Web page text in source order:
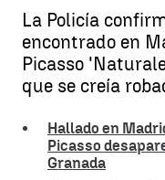
La Policía
encontrado en
Picasso
que se creía
Hallado en
Picasso
Granada